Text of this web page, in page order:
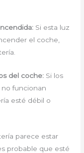
Si esta luz
el coche,
del coche: Si los
no funcionan
esté débil o
parece estar
probable que esté